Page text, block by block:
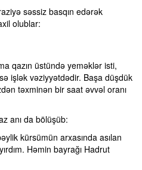
səssiz basqın edərək
olublar:
qazın üstündə yeməklər isti,
işlək vəziyyətdədir. Başa düşdük
təxminən bir saat əvvəl oranı
anı da bölüşüb:
kürsümün arxasında asılan
Həmin bayrağı Hadrut